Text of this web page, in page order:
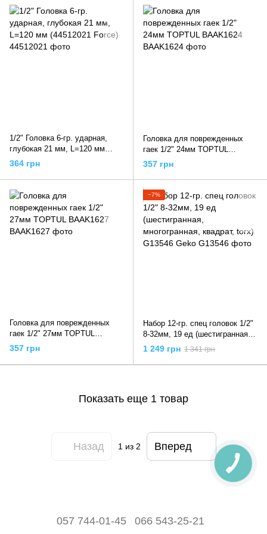
1/2" Головка 6-гр. ударная,
глубокая 21 мм, L=120 мм
(44512021 Force)
364 грн
Головка для поврежденных
гаек 1/2" 24мм TOPTUL
BAAK1624
357 грн
Головка для поврежденных
гаек 1/2" 27мм TOPTUL
BAAK1627
357 грн
−7%
Набор 12-гр. спец головок 1/2"
8-32мм, 19 ед (шестигранная,
многогранная, квадрат, torx)
G13546 Geko
1 249 грн 1 341 грн
Показать еще 1 товар
Назад 1из 2 Вперед
057 744-01-45 066 543-25-21